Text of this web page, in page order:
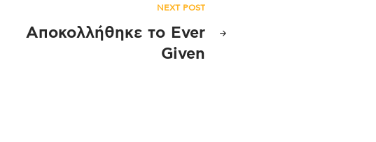
NEXT POST
Αποκολλήθηκε το Ever
Given